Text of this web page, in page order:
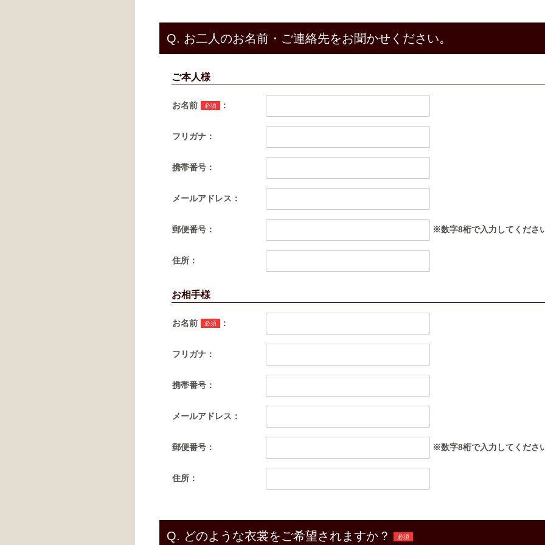
Q. お二人のお名前・ご連絡先をお聞かせください。
ご本人様
お名前 必須 ：
フリガナ：
携帯番号：
メールアドレス：
郵便番号： ※数字8桁で入力してくださ
住所：
お相手様
お名前 必須 ：
フリガナ：
携帯番号：
メールアドレス：
郵便番号： ※数字8桁で入力してくださ
住所：
Q. どのような衣裳をご希望されますか？ 必須